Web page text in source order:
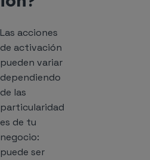
Las acciones
de activación
pueden variar
dependiendo
de las
particularidad
es de tu
negocio:
puede ser